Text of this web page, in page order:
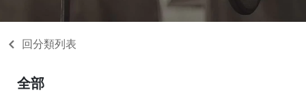
回分類列表
全部